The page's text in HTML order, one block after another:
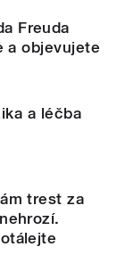
Freuda
a objevujete
a léčba
trest za